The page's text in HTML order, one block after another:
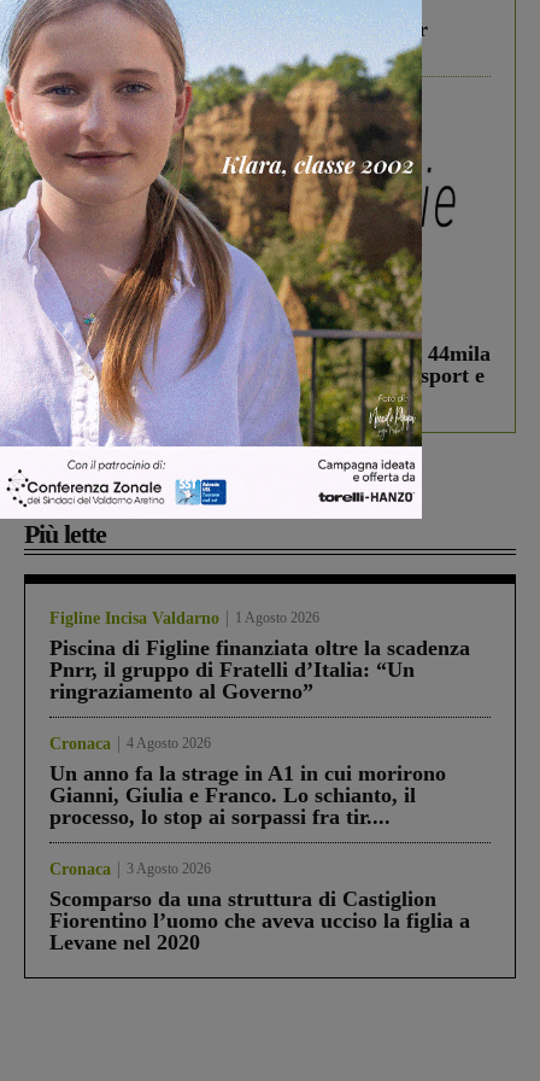
Gita di famiglia a Firenze: 5 idee per far
divertire i tuoi figli
In vetrina 3 Agosto 2026
Estra Notizie agosto: Smart Cities, oltre 44mila
studenti coinvolti, torna il bando per lo sport e
debutta il podcast Estrair
Più lette
Figline Incisa Valdarno 1 Agosto 2026
Piscina di Figline finanziata oltre la scadenza
Pnrr, il gruppo di Fratelli d’Italia: “Un
ringraziamento al Governo”
Cronaca 4 Agosto 2026
Un anno fa la strage in A1 in cui morirono
Gianni, Giulia e Franco. Lo schianto, il
processo, lo stop ai sorpassi fra tir....
Cronaca 3 Agosto 2026
Scomparso da una struttura di Castiglion
Fiorentino l’uomo che aveva ucciso la figlia a
Levane nel 2020